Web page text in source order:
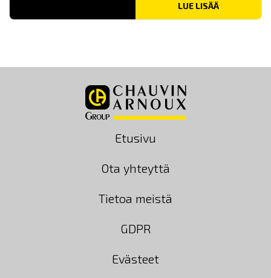
LUE LISÄÄ
Etusivu
Ota yhteyttä
Tietoa meistä
GDPR
Evästeet